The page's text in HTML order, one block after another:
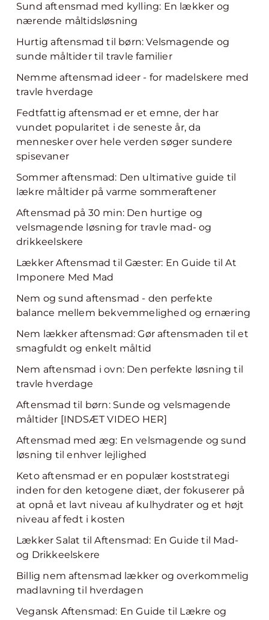
Sund aftensmad med kylling: En lækker og
nærende måltidsløsning
Hurtig aftensmad til børn: Velsmagende og
sunde måltider til travle familier
Nemme aftensmad ideer - for madelskere med
travle hverdage
Fedtfattig aftensmad er et emne, der har
vundet popularitet i de seneste år, da
mennesker over hele verden søger sundere
spisevaner
Sommer aftensmad: Den ultimative guide til
lækre måltider på varme sommeraftener
Aftensmad på 30 min: Den hurtige og
velsmagende løsning for travle mad- og
drikkeelskere
Lækker Aftensmad til Gæster: En Guide til At
Imponere Med Mad
Nem og sund aftensmad - den perfekte
balance mellem bekvemmelighed og ernæring
Nem lækker aftensmad: Gør aftensmaden til et
smagfuldt og enkelt måltid
Nem aftensmad i ovn: Den perfekte løsning til
travle hverdage
Aftensmad til børn: Sunde og velsmagende
måltider [INDSÆT VIDEO HER]
Aftensmad med æg: En velsmagende og sund
løsning til enhver lejlighed
Keto aftensmad er en populær koststrategi
inden for den ketogene diæt, der fokuserer på
at opnå et lavt niveau af kulhydrater og et højt
niveau af fedt i kosten
Lækker Salat til Aftensmad: En Guide til Mad-
og Drikkeelskere
Billig nem aftensmad lækker og overkommelig
madlavning til hverdagen
Vegansk Aftensmad: En Guide til Lækre og